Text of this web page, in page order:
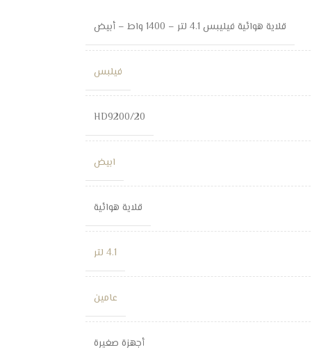
قلاية هوائية فيليبس 4.1 لتر – 1400 واط – أبيض
فيلبس
HD9200/20
ابيض
قلاية هوائية
4.1 لتر
عامين
أجهزة صغيرة